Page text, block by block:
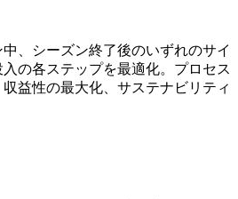
、シーズン終了後のいずれのサイ
の各ステップを最適化。プロセス
益性の最大化、サステナビリティ